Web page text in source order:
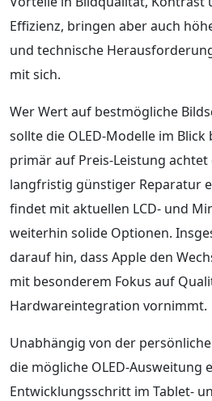
Effizienz, bringen aber auch
und technische
mit sich.
Wer Wert auf bestmögliche
sollte die OLED-Modelle im
primär auf Preis-Leistung
langfristig günstiger Reparatur
findet mit aktuellen LCD- und
weiterhin solide Optionen.
darauf hin, dass Apple den
mit besonderem Fokus auf
Hardwareintegration vornimmt.
Unabhängig von der
die mögliche OLED-Ausweitung
Entwicklungsschritt im Tablet-